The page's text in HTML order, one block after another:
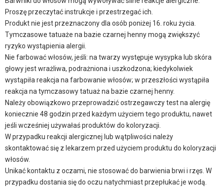
Proszę przeczytać instrukcje i przestrzegać ich.
Produkt nie jest przeznaczony dla osób poniżej 16. roku życia.
Tymczasowe tatuaże na bazie czarnej henny mogą zwiększyć
ryzyko wystąpienia alergii.
Nie farbować włosów, jeśli: na twarzy występuje wysypka lub skóra
głowy jest wrażliwa, podrażniona i uszkodzona; kiedykolwiek
wystąpiła reakcja na farbowanie włosów; w przeszłości wystąpiła
reakcja na tymczasowy tatuaż na bazie czarnej henny.
Należy obowiązkowo przeprowadzić ostrzegawczy test na alergię
koniecznie 48 godzin przed każdym użyciem tego produktu, nawet
jeśli wcześniej używałaś produktów do koloryzacji.
W przypadku reakcji alergicznej lub wątpliwości należy
skontaktować się z lekarzem przed użyciem produktu do koloryzacji
włosów.
Unikać kontaktu z oczami, nie stosować do barwienia brwi i rzęs. W
przypadku dostania się do oczu natychmiast przepłukać je wodą.